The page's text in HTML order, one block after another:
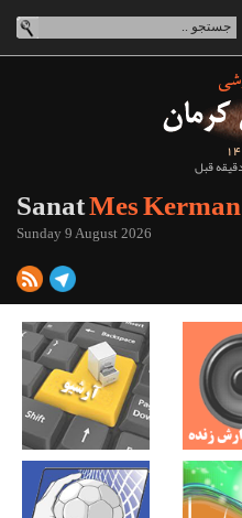
SanatMes Kerman
Sunday 9 August 2026